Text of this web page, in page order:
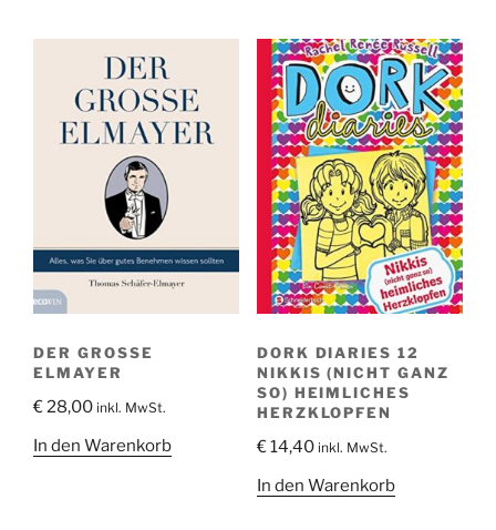
DER GROSSE E
LMAYER
€28,00 inkl. MwSt.
In den Warenkorb
DORK DIARIES 12
NIKKIS (NICHT GANZ
SO) HEIMLICHES
HERZKLOPFEN
€14,40 inkl. MwSt.
In den Warenkorb